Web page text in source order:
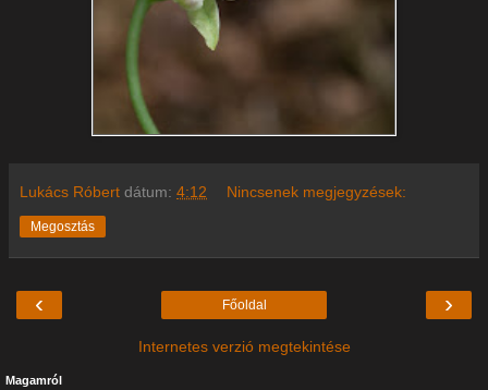
Lukács Róbert dátum: 4:12 Nincsenek megjegyzések:
Megosztás
‹ ›
Főoldal
Internetes verzió megtekintése
Magamról